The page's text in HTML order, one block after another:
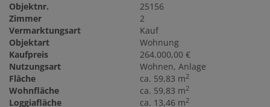
Objektnr.
25156
Zimmer
2
Vermarktungsart
Kauf
Objektart
Wohnung
Kaufpreis
264.000,00 €
Nutzungsart
Wohnen Anlage
Fläche
ca. 59,83 m2
Wohnfläche ca. 59,83 m2
Loggiafläche ca. 13,46 m2